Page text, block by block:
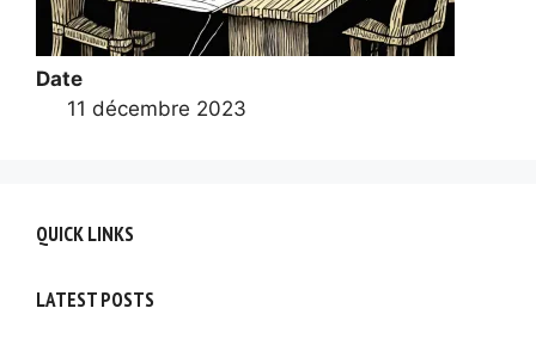
Date
11 décembre 2023
QUICK LINKS
LATEST POSTS